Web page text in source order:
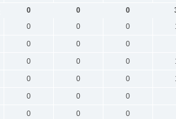
0 0 0
0 0 0
0 0 0
0 0 0
0 0 0
0 0 0
0 0 0